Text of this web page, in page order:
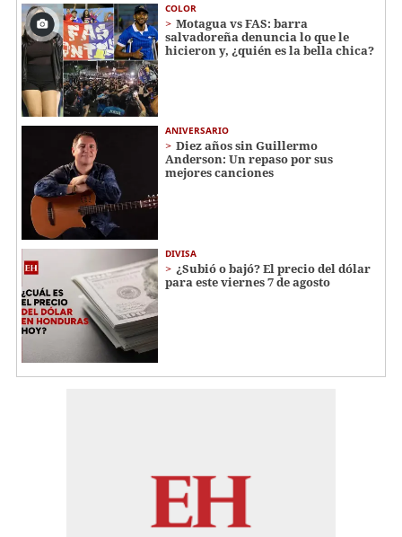
COLOR
Motagua vs FAS: barra
salvadoreña denuncia lo que le
hicieron y, ¿quién es la bella chica?
ANIVERSARIO
Diez años sin Guillermo
Anderson: Un repaso por sus
mejores canciones
DIVISA
¿Subió o bajó? El precio del dólar
para este viernes 7 de agosto